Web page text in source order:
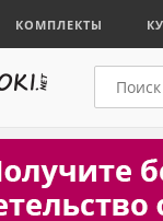
КОМПЛЕКТЫ